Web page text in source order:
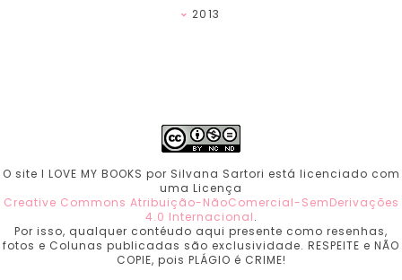
2013
O site I LOVE MY BOOKS por Silvana Sartori está licenciado com
uma Licença
Creative Commons Atribuição-NãoComercial-SemDerivações
4.0 Internacional.
Por isso, qualquer contéudo aqui presente como resenhas,
fotos e Colunas publicadas são exclusividade. RESPEITE e NÃO
COPIE, pois PLÁGIO é CRIME!